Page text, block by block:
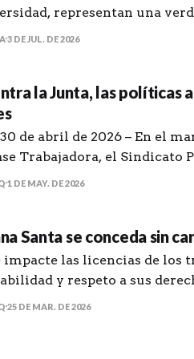
representan una
3 DE JUL. DE 2026
la Junta, las políticas
de abril de 2026 – En el
Trabajadora, el Sindicato
1 DE MAY. DE 2026
Santa se conceda sin
las licencias de los
y respeto a sus
25 DE MAR. DE 2026